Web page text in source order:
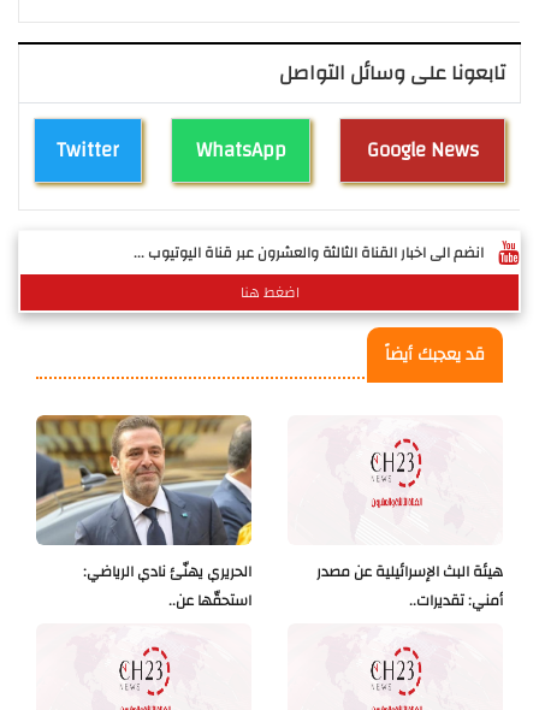
تابعونا على وسائل التواصل
Twitter WhatsApp Google News
انضم الى اخبار القناة الثالثة والعشرون عبر قناة اليوتيوب ...
اضغط هنا
قد يعجبك أيضاً
الحريري يهنّئ نادي الرياضي:
استحقّها عن..
هيئة البث الإسرائيلية عن مصدر
أمني: تقديرات..